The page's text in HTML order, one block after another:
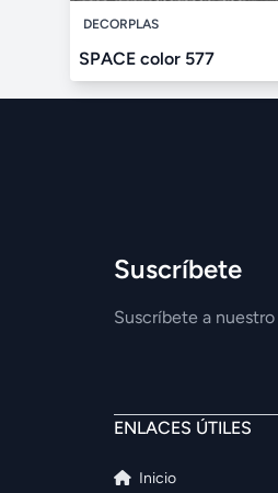
DECORPLAS
SPACE color 577
Suscríbete
Suscríbete a
ENLACES ÚTILES
Inicio